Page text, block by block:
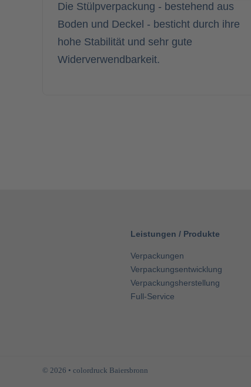
Die Stülpverpackung - bestehend aus
Boden und Deckel - besticht durch ihre
hohe Stabilität und sehr gute
Widerverwendbarkeit.
Leistungen / Produkte
Verpackungen
Verpackungsentwicklung
Verpackungsherstellung
Full-Service
© 2026 • colordruck Baiersbronn